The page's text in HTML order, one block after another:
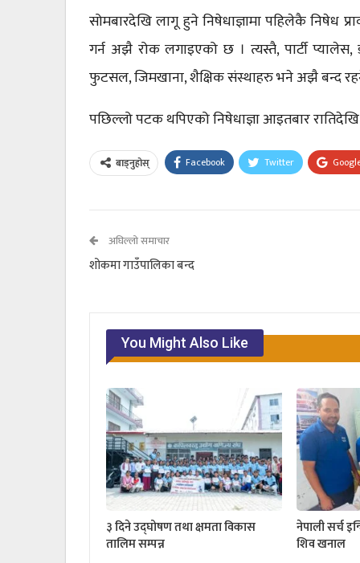
सोमबारदेखि लागू हुने निषेधाज्ञामा पहिलेकै निषेध
गर्न अझै रोक लगाइएको छ । त्यस्तै, पार्टी
फुटसल, जिमखाना, शैक्षिक संस्थाहरु भने अझै बन्द
पछिल्लो पटक थपिएको निषेधाज्ञा आइतबार
बाड्नुहोस् Facebook Twitter
अघिल्लो समाचार
शोकमा गाउँपालिका बन्द
You Might Also Like
३ दिने उद्घोषण तथा क्षमता विकास
तालिम सम्पन्न
नेपाली सर्च
शिव खनाल